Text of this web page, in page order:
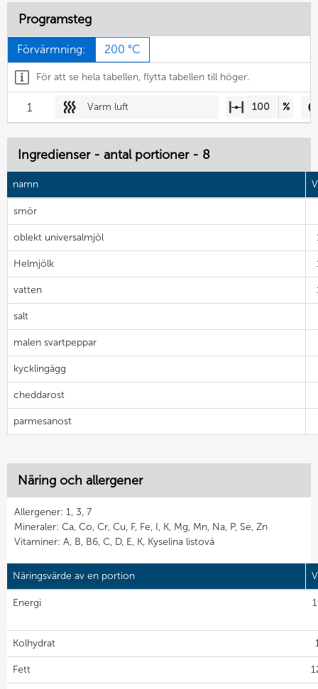
Programsteg
Förvärmning: 200 °C
För att se hela tabellen, flytta tabellen till höger.
1 Varm luft 100 %
Ingredienser - antal portioner - 8
namn
smör
oblekt universalmjöl
Helmjölk
vatten
salt
malen svartpeppar
kycklingägg
cheddarost
parmesanost
Näring och allergener
Allergener: 1, 3, 7
Mineraler: Ca, Co, Cr, Cu, F, Fe, I, K, Mg, Mn, Na, P, Se, Zn
Vitaminer: A, B, B6, C, D, E, K, Kyselina listová
Näringsvärde av en portion
Energi
Kolhydrat
Fett